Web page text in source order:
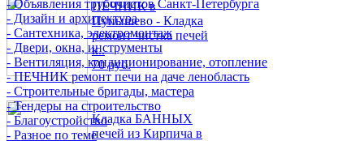
ПЕЧНИК в
Пупышево - Кладка
ремонт чистка печей
к..
70 руб.
Кладка БАННЫХ
печей из Кирпича в
- Объявления трубочистов Санкт-Петербурга
- Дизайн и архитектура
- Сантехника, электромонтаж
- Двери, окна, инструменты
- Вентиляция, кондиционирование, отопление
- ПЕЧНИК ремонт печи на даче ленобласть
- Строительные бригады, мастера
- Тендеры на строительство
- Благоустройство
- Разное по теме